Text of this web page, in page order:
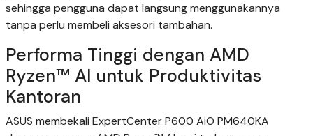
sehingga pengguna dapat langsung menggunakannya
tanpa perlu membeli aksesori tambahan.
Performa Tinggi dengan AMD
Ryzen™ AI untuk Produktivitas
Kantoran
ASUS membekali ExpertCenter P600 AiO PM640KA